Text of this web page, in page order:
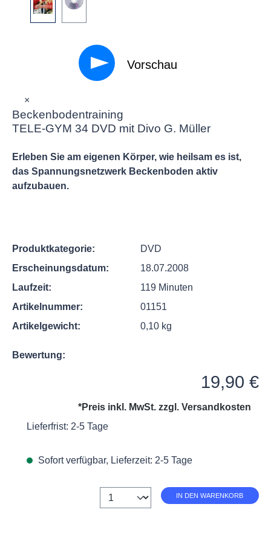
Vorschau
×
Beckenbodentraining
TELE-GYM 34 DVD mit Divo G. Müller
Erleben Sie am eigenen Körper, wie heilsam es ist,
das Spannungsnetzwerk Beckenboden aktiv
aufzubauen.
Produktkategorie:
DVD
Erscheinungsdatum:
18.07.2008
Laufzeit:
119 Minuten
Artikelnummer:
01151
Artikelgewicht:
0,10 kg
Bewertung:
19,90 €
*Preis inkl. MwSt. zzgl. Versandkosten
Lieferfrist: 2-5 Tage
Sofort verfügbar, Lieferzeit: 2-5 Tage
Anzahl IN DEN WARENKORB